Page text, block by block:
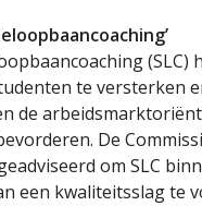
(SLC)
te versterken
de
De
om SLC
een kwaliteitsslag te